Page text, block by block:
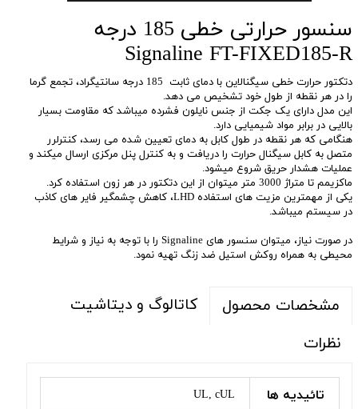
سنسور حرارتی خطی 185 درجه
Signaline FT-FIXED185-R
دتکتور حرارت خطی سیگنالاین با دمای ثابت 185 درجه سانتیگراد، تجمع گرما
را در هر نقطه از طول خود تشخیص می دهد.
این مدل دارای یک جکت از جنس نایلون فشرده میباشد که مقاومت بسیار
بالایی در برابر مواد شیمیایی دارد.
هنگامی که هر نقطه در طول کابل به دمای تعیین شده می رسد، کنترلرر
متصل به کابل سیگنال حرارت را دریافت و به کنترل پنل مرکزی ارسال میکند و
عملیات هشدار حریق شروع میشود.
ماکزیمم تا متراژ 3000 متر میتوان از این دتکتور در هر زون استفاده کرد.
یکی از مهمترین مزیت های استفاده LHD، کاهش چشمگیر فایر های کاذب
در سیستم میباشد.
در صورت نیاز، میتوان سنسور های Signaline را با توجه به نیاز و شرایط
محیطی به همراه روکش استیل ضد زنگ تهیه نمود.
مشخصات محصول
کاتالوگ و دیتاشیت
نظرات
تائیدیه ها UL, cUL